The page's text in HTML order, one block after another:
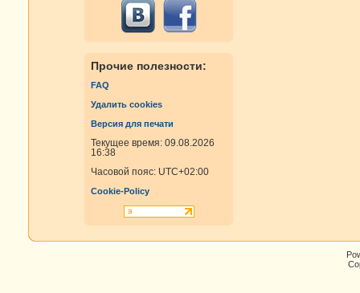
Прочие полезности:
FAQ
Удалить cookies
Версия для печати
Текущее время: 09.08.2026
16:38
Часовой пояс: UTC+02:00
Cookie-Policy